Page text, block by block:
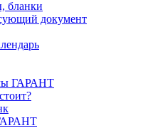
бланки
документ
ГАРАНТ